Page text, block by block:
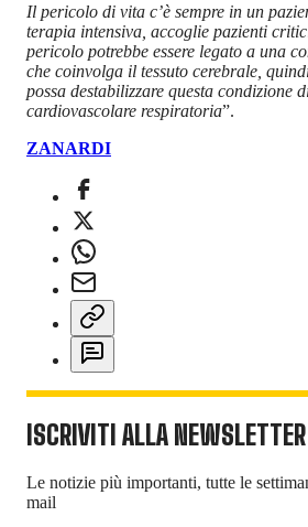
Il pericolo di vita c’è sempre in un
terapia intensiva, accoglie pazienti
pericolo potrebbe essere legato a una
che coinvolga il tessuto cerebrale,
possa destabilizzare questa condizione
cardiovascolare respiratoria”.
ZANARDI
ISCRIVITI ALLA NEWSLETTER
Le notizie più importanti, tutte le
mail